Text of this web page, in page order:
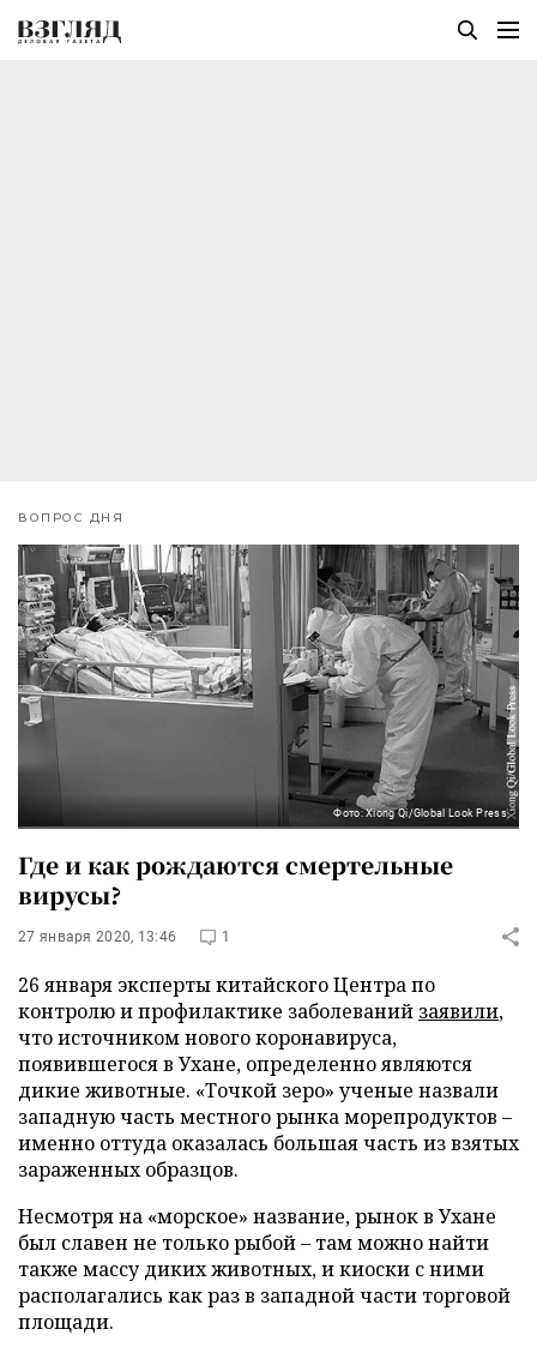
ВОПРОС ДНЯ
Фото: Xiong Qi/Global Look Press
Где и как рождаются смертельные
вирусы?
27 января 2020, 13:46 1
26 января эксперты китайского Центра по
контролю и профилактике заболеваний заявили,
что источником нового коронавируса,
появившегося в Ухане, определенно являются
дикие животные. «Точкой зеро» ученые назвали
западную часть местного рынка морепродуктов –
именно оттуда оказалась большая часть из взятых
зараженных образцов.
Несмотря на «морское» название, рынок в Ухане
был славен не только рыбой – там можно найти
также массу диких животных, и киоски с ними
располагались как раз в западной части торговой
площади.